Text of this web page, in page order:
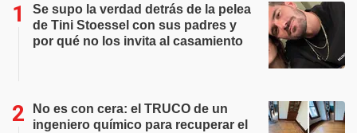
Se supo la verdad detrás de la pelea
de Tini Stoessel con sus padres y
por qué no los invita al casamiento
No es con cera: el TRUCO de un
ingeniero químico para recuperar el